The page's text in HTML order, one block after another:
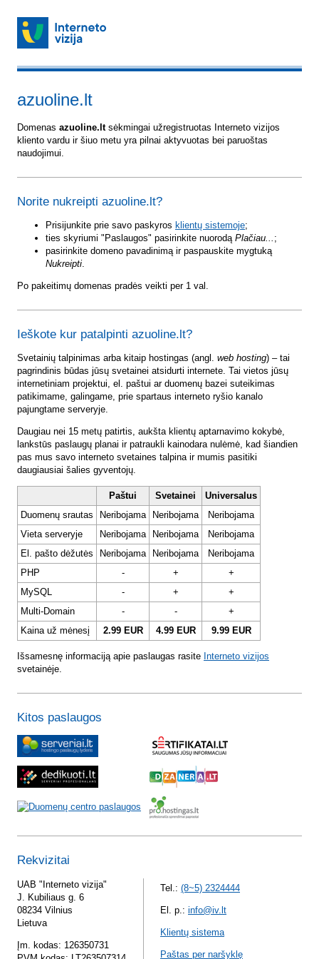
azuoline.lt
Domenas azuoline.ltsėkmingai užregistruotas Interneto vizijos
kliento vardu ir šiuo metu yra pilnai aktyvuotas bei paruoštas
naudojimui.
Norite nukreipti azuoline.lt?
Prisijunkite prie savo paskyros klientų sistemoje;
ties skyriumi "Paslaugos" pasirinkite nuorodą Plačiau... ;
pasirinkite domeno pavadinimą ir paspauskite mygtuką
Nukreipti.
Po pakeitimų domenas pradės veikti per 1 val.
Ieškote kur patalpinti azuoline.lt?
Svetainių talpinimas arba kitaip hostingas (angl. web hosting) – tai
pagrindinis būdas jūsų svetainei atsidurti internete. Tai vietos jūsų
internetiniam projektui, el. paštui ar duomenų bazei suteikimas
patikimame, galingame, prie spartaus interneto ryšio kanalo
pajungtame serveryje.
Daugiau nei 15 metų patirtis, aukšta klientų aptarnavimo kokybė,
lankstūs paslaugų planai ir patraukli kainodara nulėmė, kad šiandien
pas mus savo interneto svetaines talpina ir mumis pasitiki
daugiausiai šalies gyventojų.
Paštui Svetainei
Universalus
Duomenų srautas
Neribojama Neribojama
Neribojama
Vieta serveryje
Neribojama Neribojama
Neribojama
El. pašto dėžutės
Neribojama Neribojama
Neribojama
PHP
- +
+
MySQL
- +
+
Multi-Domain
- -
+
Kaina už mėnesį
2.99 EUR 4.99 EUR 9.99 EUR
Išsamesnę informaciją apie paslaugas rasite Interneto vizijos
svetainėje.
Kitos paslaugos
Rekvizitai
UAB "Interneto vizija"
J. Kubiliaus g. 6
08234 Vilnius
Lietuva
Įm. kodas: 126350731
Tel.: (8~5) 2324444
El. p.: info@iv.lt
Klientų sistema
Paštas per naršyklę